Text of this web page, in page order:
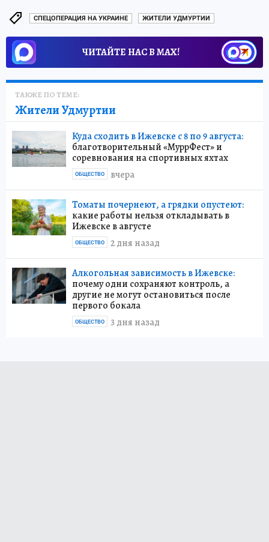
СПЕЦОПЕРАЦИЯ НА УКРАИНЕ ЖИТЕЛИ УДМУРТИИ
ЧИТАЙТЕ НАС В МАХ!
ТАКЖЕ ПО ТЕМЕ:
Жители Удмуртии
Куда сходить в Ижевске с 8 по 9 августа:
благотворительный «МуррФест» и
соревнования на спортивных яхтах
вчера
ОБЩЕСТВО
Томаты почернеют, а грядки опустеют:
какие работы нельзя откладывать в
Ижевске в августе
2 дня назад
ОБЩЕСТВО
Алкогольная зависимость в Ижевске:
почему одни сохраняют контроль, а
другие не могут остановиться после
первого бокала
3 дня назад
ОБЩЕСТВО